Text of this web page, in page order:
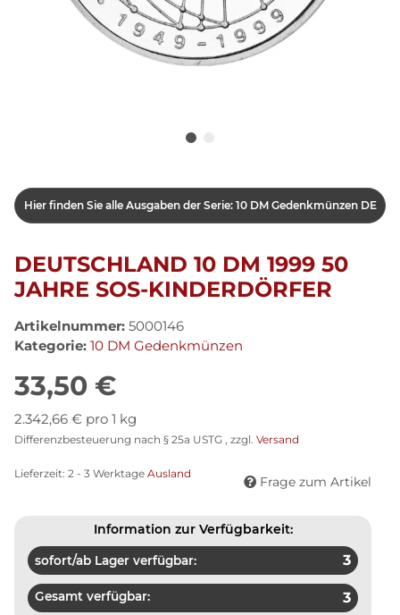
Hier finden Sie alle Ausgaben der Serie: 10 DM Gedenkmünzen DE
DEUTSCHLAND 10 DM 1999 50
JAHRE SOS-KINDERDÖRFER
Artikelnummer: 5000146
Kategorie: 10 DM Gedenkmünzen
33,50 €
2.342,66 € pro 1 kg
Differenzbesteuerung nach § 25a USTG , zzgl. Versand
Lieferzeit: 2 - 3 Werktage Ausland
Frage zum Artikel
Information zur Verfügbarkeit:
sofort/ab Lager verfügbar: 3
Gesamt verfügbar: 3